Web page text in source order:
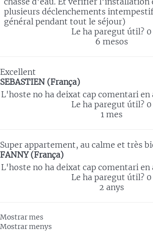
plusieurs déclenchements
général pendant tout le séjour)
Le ha paregut útil? 0
6 mesos
Excellent
SEBASTIEN (França)
L'hoste no ha deixat cap comentari en
Le ha paregut útil? 0
1 mes
Super appartement, au calme et très
FANNY (França)
L'hoste no ha deixat cap comentari en
Le ha paregut útil? 0
2 anys
Mostrar mes
Mostrar menys